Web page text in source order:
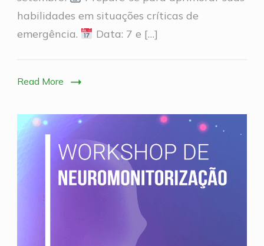
Belo
habilidades em situações críticas de
emergência.
Data: 7 e […]
Read More